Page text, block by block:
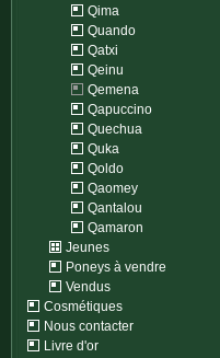
Qima
Quando
Qatxi
Qeinu
Qemena
Qapuccino
Quechua
Quka
Qoldo
Qaomey
Qantalou
Qamaron
Jeunes
Poneys à vendre
Vendus
Cosmétiques
Nous contacter
Livre d'or